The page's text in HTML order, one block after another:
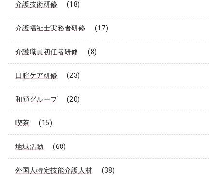
介護技術研修 (18)
介護福祉士実務者研修 (17)
介護職員初任者研修 (8)
口腔ケア研修 (23)
和顔グループ (20)
喫茶 (15)
地域活動 (68)
外国人特定技能介護人材 (38)